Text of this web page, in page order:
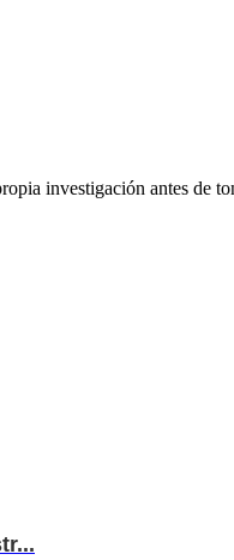
investigación antes de